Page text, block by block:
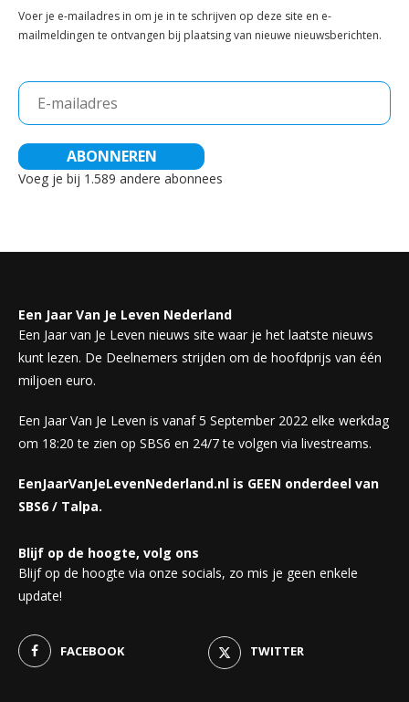
Voer je e-mailadres in om je in te schrijven op deze site en e-
mailmeldingen te ontvangen bij plaatsing van nieuwe nieuwsberichten.
E-
mailadres
ABONNEREN
Voeg je bij 1.589 andere abonnees
Een Jaar Van Je Leven Nederland
Een Jaar van Je Leven nieuws site waar je het laatste nieuws
kunt lezen. De Deelnemers strijden om de hoofdprijs van één
miljoen euro.
Een Jaar Van Je Leven is vanaf 5 September 2022 elke werkdag
om 18:20 te zien op SBS6 en 24/7 te volgen via livestreams.
EenJaarVanJeLevenNederland.nl is GEEN onderdeel van
SBS6 / Talpa.
Blijf op de hoogte, volg ons
Blijf op de hoogte via onze socials, zo mis je geen enkele
update!
FACEBOOK TWITTER